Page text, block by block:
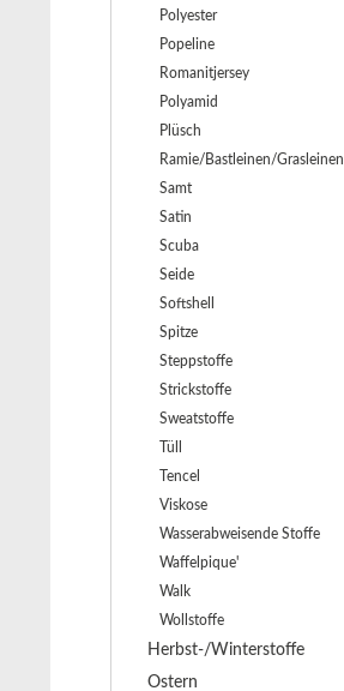
Polyester
Popeline
Romanitjersey
Polyamid
Plüsch
Ramie/Bastleinen/Grasleinen
Samt
Satin
Scuba
Seide
Softshell
Spitze
Steppstoffe
Strickstoffe
Sweatstoffe
Tüll
Tencel
Viskose
Wasserabweisende Stoffe
Waffelpique'
Walk
Wollstoffe
Herbst-/Winterstoffe
Ostern